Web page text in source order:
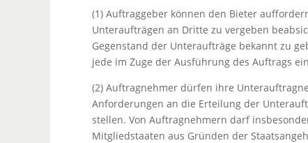
(1) Auftraggeber können den Bieter
Unteraufträgen an Dritte zu vergeben
Gegenstand der Unteraufträge bekannt zu
jede im Zuge der Ausführung des Auftrags
(2) Auftragnehmer dürfen ihre
Anforderungen an die Erteilung der
stellen. Von Auftragnehmern darf
Mitgliedstaaten aus Gründen der